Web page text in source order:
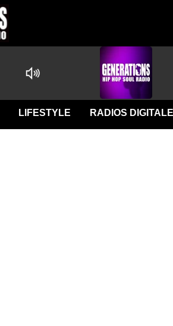
LIFESTYLE RADIOS